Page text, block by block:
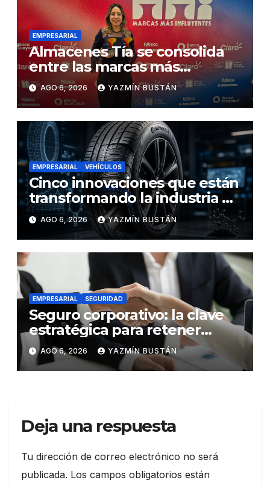
EMPRESARIAL
Almacenes Tía se consolida
entre las marcas más
influyentes del Ecuador
AGO 6, 2026 YAZMÍN BUSTÁN
EMPRESARIAL VEHÍCULOS
Cinco innovaciones que están
transformando la industria de
los neumáticos y redefinen el
futuro de la movilidad
AGO 6, 2026 YAZMÍN BUSTÁN
EMPRESARIAL SEGURIDAD
Seguro corporativo: la clave
estratégica para retener
talento en Ecuador
AGO 6, 2026 YAZMÍN BUSTÁN
Deja una respuesta
Tu dirección de correo electrónico no será
publicada. Los campos obligatorios están